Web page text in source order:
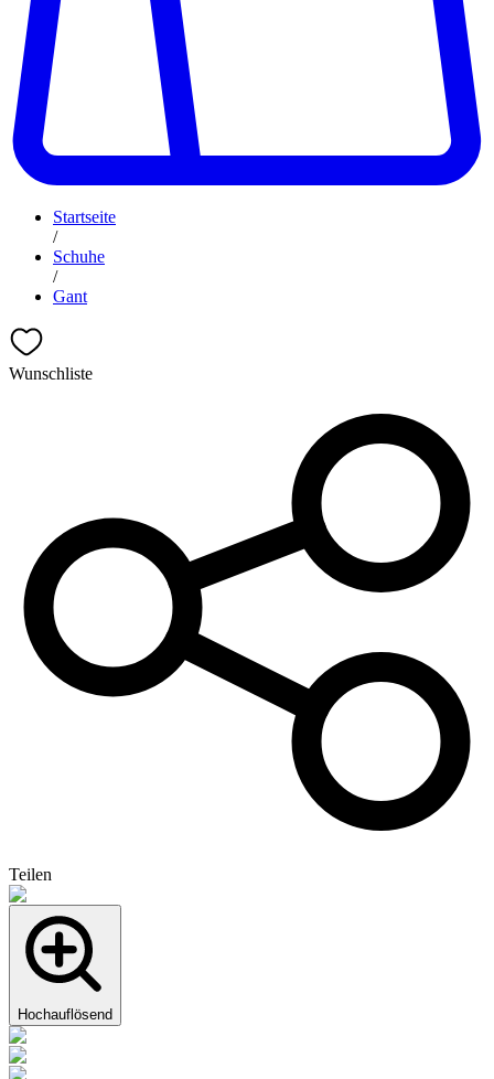
Startseite
/
Schuhe
/
Gant
Wunschliste
Teilen
Hochauflösend